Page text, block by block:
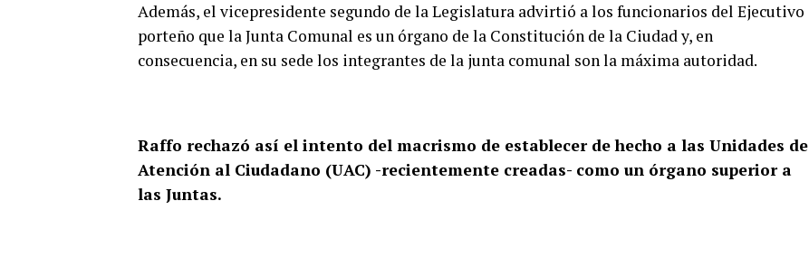
Además, el vicepresidente segundo de la Legislatura advirtió a los funcionarios del Ejecutivo
porteño que la Junta Comunal es un órgano de la Constitución de la Ciudad y, en
consecuencia, en su sede los integrantes de la junta comunal son la máxima autoridad.
Raffo rechazó así el intento del macrismo de establecer de hecho a las Unidades de
Atención al Ciudadano (UAC) -recientemente creadas- como un órgano superior a
las Juntas.